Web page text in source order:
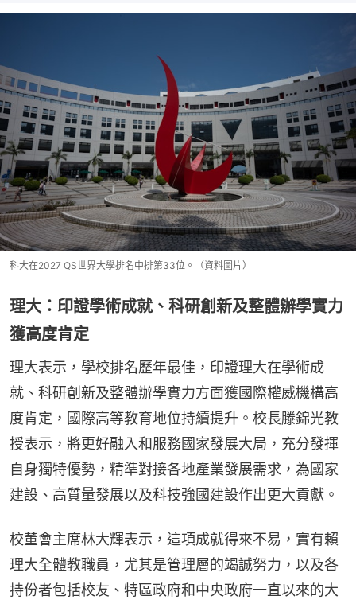
科大在2027 QS世界大學排名中排第33位。（資料圖片）
理大：印證學術成就、科研創新及整體辦學實力
獲高度肯定
理大表示，學校排名歷年最佳，印證理大在學術成
就、科研創新及整體辦學實力方面獲國際權威機構高
度肯定，國際高等教育地位持續提升。校長滕錦光教
授表示，將更好融入和服務國家發展大局，充分發揮
自身獨特優勢，精準對接各地產業發展需求，為國家
建設、高質量發展以及科技強國建設作出更大貢獻。
校董會主席林大輝表示，這項成就得來不易，實有賴
理大全體教職員，尤其是管理層的竭誠努力，以及各
持份者包括校友、特區政府和中央政府一直以來的大